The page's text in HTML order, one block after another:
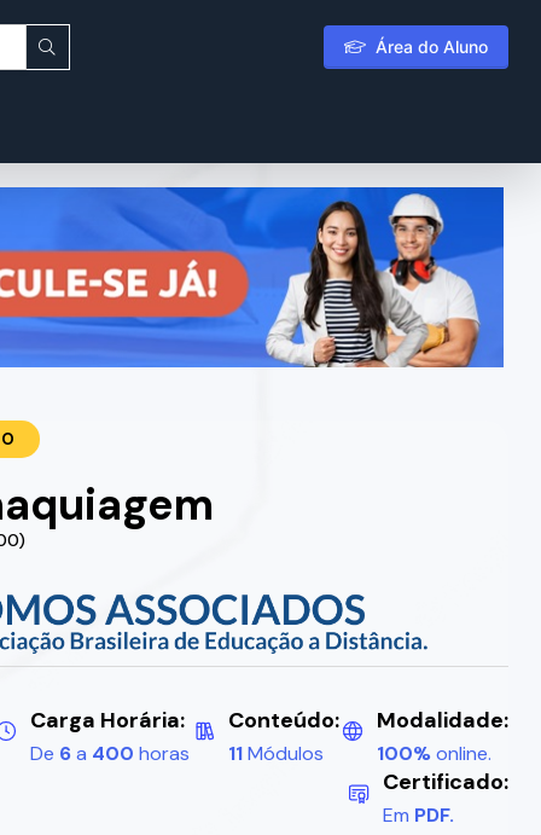
Área do Aluno
Carga Horária:
De 6a 400 horas
Conteúdo:
11Módulos
Modalidade:
100%online.
Certificado:
Em PDF.